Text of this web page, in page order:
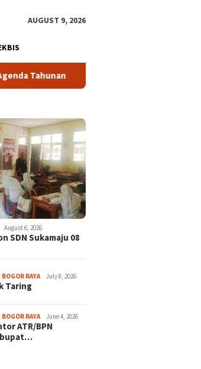
AUGUST 9, 2026
Gabpeknas Dukung Ridwan Rusliadi
August 6, 2026
SDN Sukamaju 08
BOGOR RAYA July 8, 2026
Taring
BOGOR RAYA June 4, 2026
ATR/BPN